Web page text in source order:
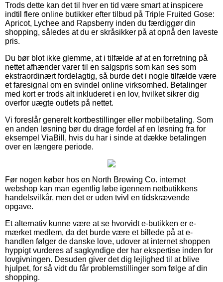
Trods dette kan det til hver en tid være smart at inspicere
indtil flere online butikker efter tilbud på Triple Fruited Gose:
Apricot, Lychee and Rapsberry inden du færdiggør din
shopping, således at du er skråsikker på at opnå den laveste
pris.
Du bør blot ikke glemme, at i tilfælde af at en forretning på
nettet afhænder varer til en salgspris som kan ses som
ekstraordinært fordelagtig, så burde det i nogle tilfælde være
et faresignal om en svindel online virksomhed. Betalinger
med kort er trods alt inkluderet i en lov, hvilket sikrer dig
overfor uægte outlets på nettet.
Vi foreslår generelt kortbestillinger eller mobilbetaling. Som
en anden løsning bør du drage fordel af en løsning fra for
eksempel ViaBill, hvis du har i sinde at dække betalingen
over en længere periode.
Før nogen køber hos en North Brewing Co. internet
webshop kan man egentlig løbe igennem netbutikkens
handelsvilkår, men det er uden tvivl en tidskrævende
opgave.
Et alternativ kunne være at se hvorvidt e-butikken er e-
mærket medlem, da det burde være et billede på at e-
handlen følger de danske love, udover at internet shoppen
hyppigt vurderes af sagkyndige der har ekspertise inden for
lovgivningen. Desuden giver det dig lejlighed til at blive
hjulpet, for så vidt du får problemstillinger som følge af din
shopping.